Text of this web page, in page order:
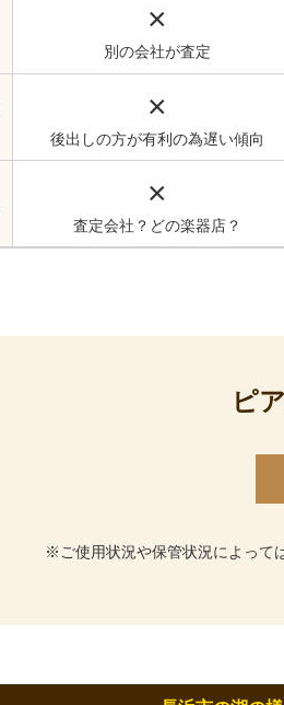
×
別の会社が査定
×
後出しの方が有利の為遅い傾向
×
査定会社？どの楽器店？
ピ
ご使用状況や保管状況によって